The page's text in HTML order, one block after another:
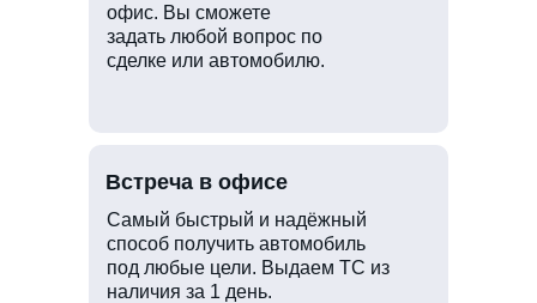
офис. Вы сможете
задать любой вопрос по
сделке или автомобилю.
Самый быстрый и надёжный
способ получить автомобиль
под любые цели. Выдаем ТС из
наличия за 1 день.
Встреча в офисе